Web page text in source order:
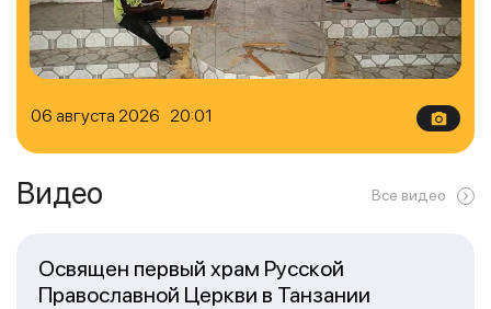
06 августа 2026 20:01
Видео Все видео
Освящен первый храм Русской
Православной Церкви в Танзании